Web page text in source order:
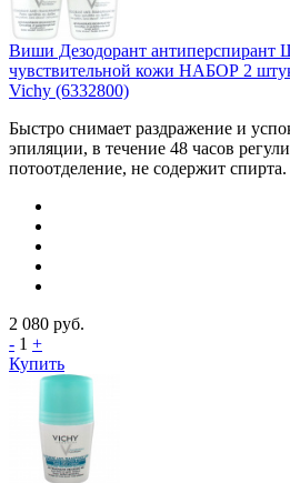
Виши Дезодорант антиперспирант
чувствительной кожи НАБОР 2
Vichy (6332800)
Быстро снимает раздражение и
эпиляции, в течение 48 часов
потоотделение, не содержит спирта.
2 080 руб.
- 1 +
Купить